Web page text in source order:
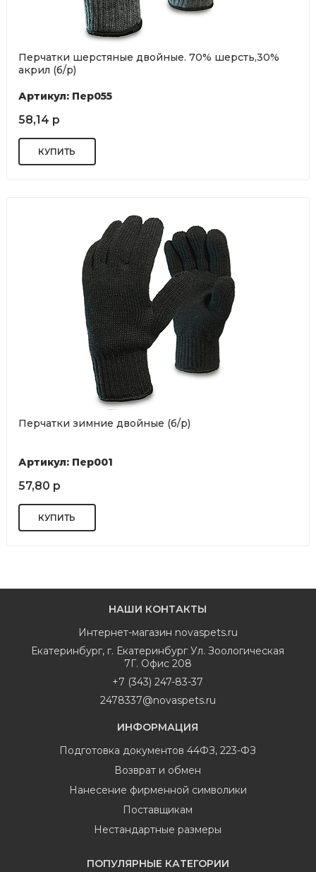
Перчатки шерстяные двойные. 70% шерсть,30%
акрил (б/р)
Артикул: Пер055
58,14 р
Перчатки зимние двойные (б/р)
Артикул: Пер001
57,80 р
НАШИ КОНТАКТЫ
Интернет-магазин novaspets.ru
Екатеринбург, г. Екатеринбург Ул. Зоологическая
7Г. Офис 208
+7 (343) 247-83-37
2478337@novaspets.ru
ИНФОРМАЦИЯ
Подготовка документов 44ФЗ, 223-ФЗ
Возврат и обмен
Нанесение фирменной символики
Поставщикам
Нестандартные размеры
ПОПУЛЯРНЫЕ КАТЕГОРИИ